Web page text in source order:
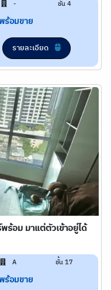
- ชั้น 4
พร้อมขาย
รายละเอียด
ร้อม มาแต่ตัวเข้าอยู่ได้
A ชั้น 17
พร้อมขาย